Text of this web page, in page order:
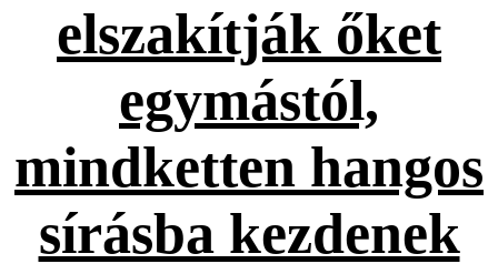
elszakítják őket
egymástól,
mindketten hangos
sírásba kezdenek